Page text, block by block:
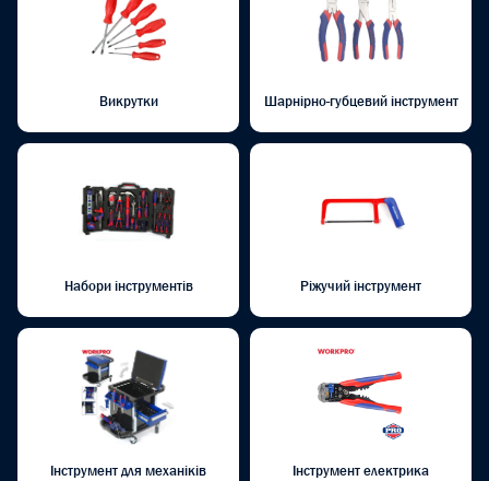
Викрутки Шарнірно-губцевий інструмент
Набори інструментів Ріжучий інструмент
Інструмент для механіків Інструмент електрика